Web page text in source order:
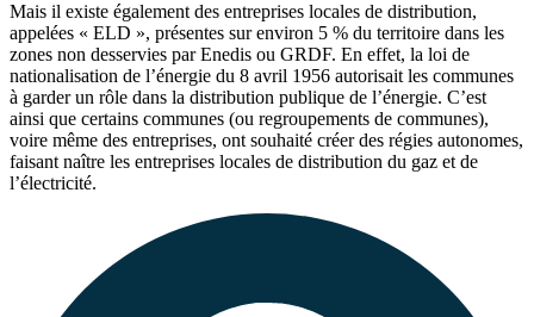
Mais il existe également des entreprises locales de distribution,
appelées « ELD », présentes sur environ 5 % du territoire dans les
zones non desservies par Enedis ou GRDF. En effet, la loi de
nationalisation de l’énergie du 8 avril 1956 autorisait les communes
à garder un rôle dans la distribution publique de l’énergie. C’est
ainsi que certains communes (ou regroupements de communes),
voire même des entreprises, ont souhaité créer des régies autonomes,
faisant naître les entreprises locales de distribution du gaz et de
l’électricité.